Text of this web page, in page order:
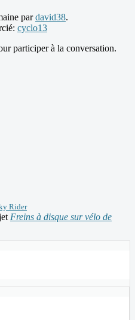
pardavid38.
cyclo13
participer à la conversation.
Rider
Freins à disque sur vélo de